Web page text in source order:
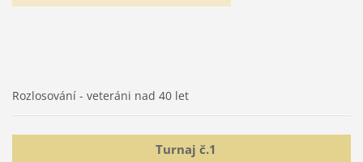
Rozlosování - veteráni nad 40 let
Turnaj č.1